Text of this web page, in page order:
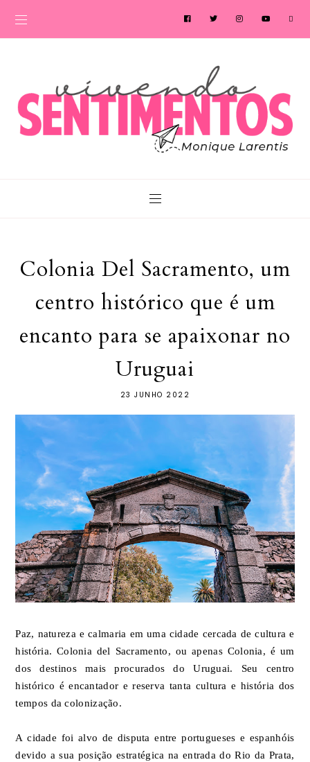
Colonia Del Sacramento, um
centro histórico que é um
encanto para se apaixonar no
Uruguai
23 JUNHO 2022
Paz, natureza e calmaria em uma cidade cercada de cultura e
história. Colonia del Sacramento, ou apenas Colonia, é um
dos destinos mais procurados do Uruguai. Seu centro
histórico é encantador e reserva tanta cultura e história dos
tempos da colonização.
A cidade foi alvo de disputa entre portugueses e espanhóis
devido a sua posição estratégica na entrada do Rio da Prata,